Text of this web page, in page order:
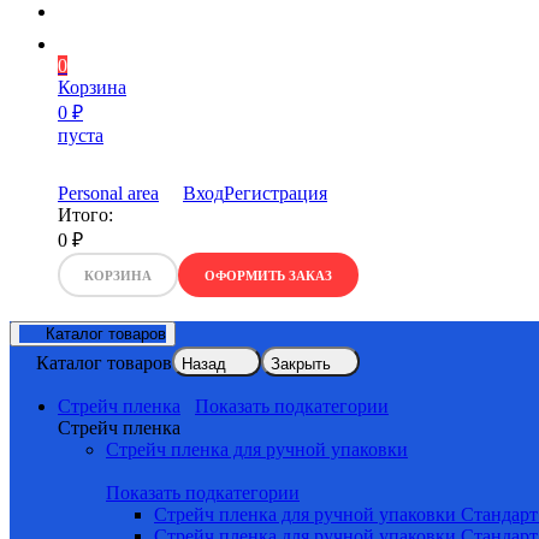
0
Корзина
0 ₽
пуста
Personal area ВходРегистрация
Итого:
0 ₽
КОРЗИНА ОФОРМИТЬ ЗАКАЗ
Каталог товаров
Каталог товаров Назад Закрыть
Стрейч пленка
Показать подкатегории
Стрейч пленка
Стрейч пленка для ручной упаковки
Показать подкатегории
Стрейч пленка для ручной упаковки